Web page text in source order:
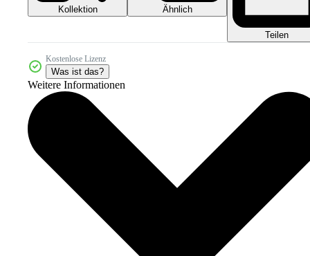
Kollektion Ähnlich
Teilen
Kostenlose Lizenz
Was ist das?
Weitere Informationen